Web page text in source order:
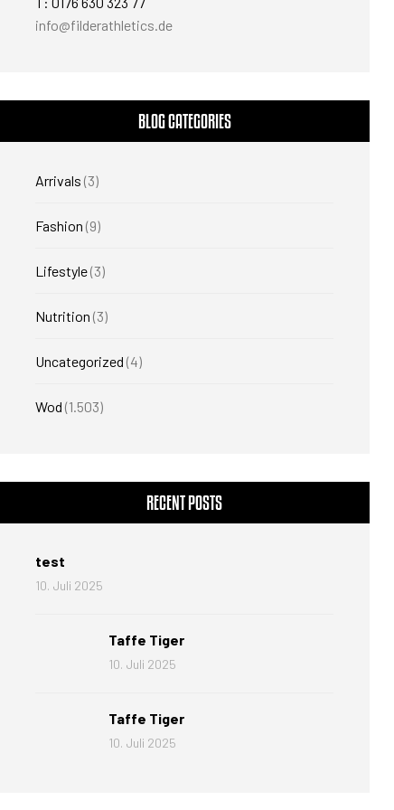
info@filderathletics.de
BLOG CATEGORIES
Arrivals (3)
Fashion (9)
Lifestyle(3)
Nutrition (3)
Uncategorized (4)
Wod (1.503)
RECENT POSTS
test
10. Juli 2025
Taffe Tiger
10. Juli 2025
Taffe Tiger
10. Juli 2025